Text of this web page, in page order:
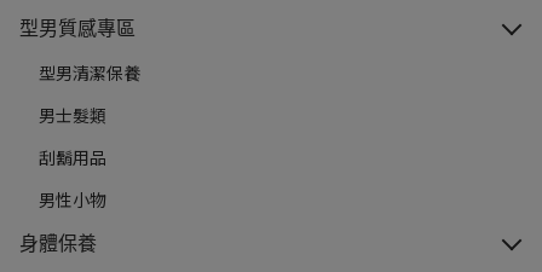
型男質感專區
型男清潔保養
男士髮類
刮鬍用品
男性小物
身體保養